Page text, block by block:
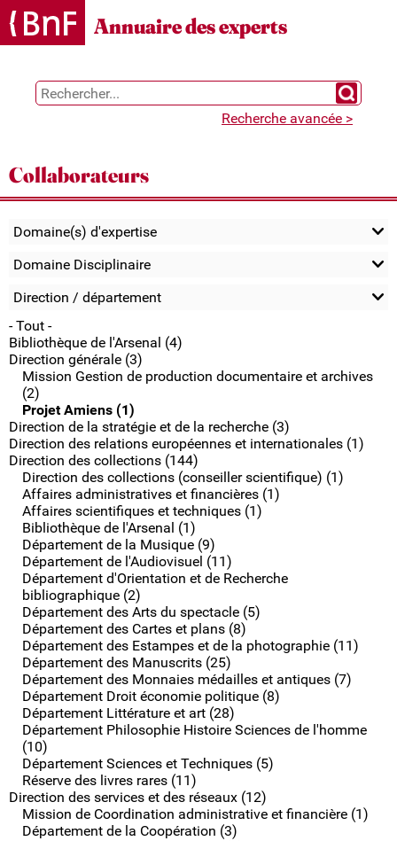
Gestion des cookies
Annuaire des experts
Chercher
Recherche avancée >
Collaborateurs
Domaine(s) d'expertise
Domaine Disciplinaire
Direction / département
- Tout -
Bibliothèque de l'Arsenal (4)
Direction générale (3)
Mission Gestion de production documentaire et archives
(2)
Projet Amiens (1)
Direction de la stratégie et de la recherche (3)
Direction des relations européennes et internationales (1)
Direction des collections (144)
Direction des collections (conseiller scientifique) (1)
Affaires administratives et financières (1)
Affaires scientifiques et techniques (1)
Bibliothèque de l'Arsenal (1)
Département de la Musique (9)
Département de l'Audiovisuel (11)
Département d'Orientation et de Recherche
bibliographique (2)
Département des Arts du spectacle (5)
Département des Cartes et plans (8)
Département des Estampes et de la photographie (11)
Département des Manuscrits (25)
Département des Monnaies médailles et antiques (7)
Département Droit économie politique (8)
Département Littérature et art (28)
Département Philosophie Histoire Sciences de l'homme
(10)
Département Sciences et Techniques (5)
Réserve des livres rares (11)
Direction des services et des réseaux (12)
Mission de Coordination administrative et financière (1)
Département de la Coopération (3)